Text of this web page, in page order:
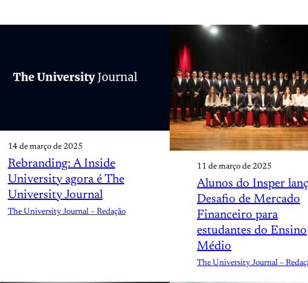
14 de março de 2025
Rebranding: A Inside
University agora é The
University Journal
The University Journal – Redação
11 de março de 2025
Alunos do Insper
Desafio de Mercado
Financeiro para
estudantes do Ensino
Médio
The University Journal –